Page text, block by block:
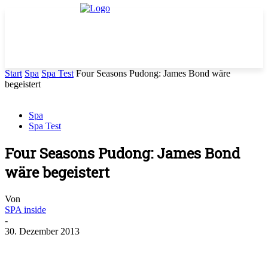
Start Spa Spa Test Four Seasons Pudong: James Bond wäre
begeistert
Spa
Spa Test
Four Seasons Pudong: James Bond
wäre begeistert
Von
SPA inside
-
30. Dezember 2013